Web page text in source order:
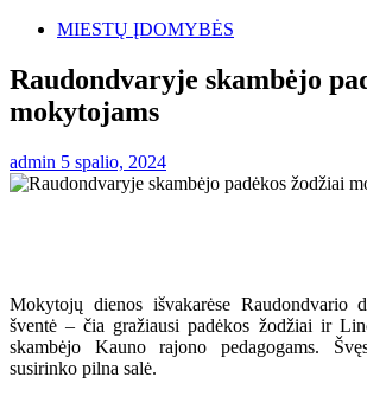
MIESTŲ ĮDOMYBĖS
Raudondvaryje skambėjo
mokytojams
admin 5 spalio, 2024
Mokytojų dienos išvakarėse Raudondvario
šventė – čia gražiausi padėkos žodžiai ir
skambėjo Kauno rajono pedagogams.
susirinko pilna salė.